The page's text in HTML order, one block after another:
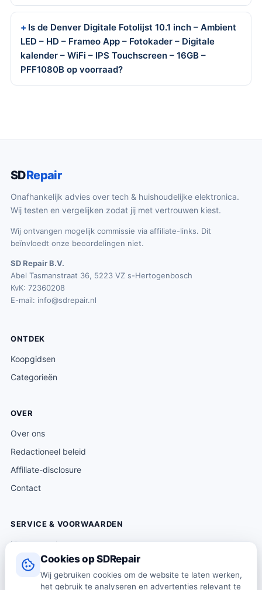
Cookies op SDRepair
Wij gebruiken cookies om de website te laten werken,
het gebruik te analyseren en advertenties relevant te
Is de Denver Digitale Fotolijst 10.1 inch – Ambient
LED – HD – Frameo App – Fotokader – Digitale
kalender – WiFi – IPS Touchscreen – 16GB –
PFF1080B op voorraad?
SDRepair
Onafhankelijk advies over tech & huishoudelijke elektronica.
Wij testen en vergelijken zodat jij met vertrouwen kiest.
Wij ontvangen mogelijk commissie via affiliate-links. Dit
beïnvloedt onze beoordelingen niet.
SD Repair B.V.
Abel Tasmanstraat 36, 5223 VZ s-Hertogenbosch
KvK: 72360208
E-mail: info@sdrepair.nl
ONTDEK
Koopgidsen
Categorieën
OVER
Over ons
Redactioneel beleid
Affiliate-disclosure
Contact
SERVICE & VOORWAARDEN
Klantenservice
Verzending & levering
Retourneren